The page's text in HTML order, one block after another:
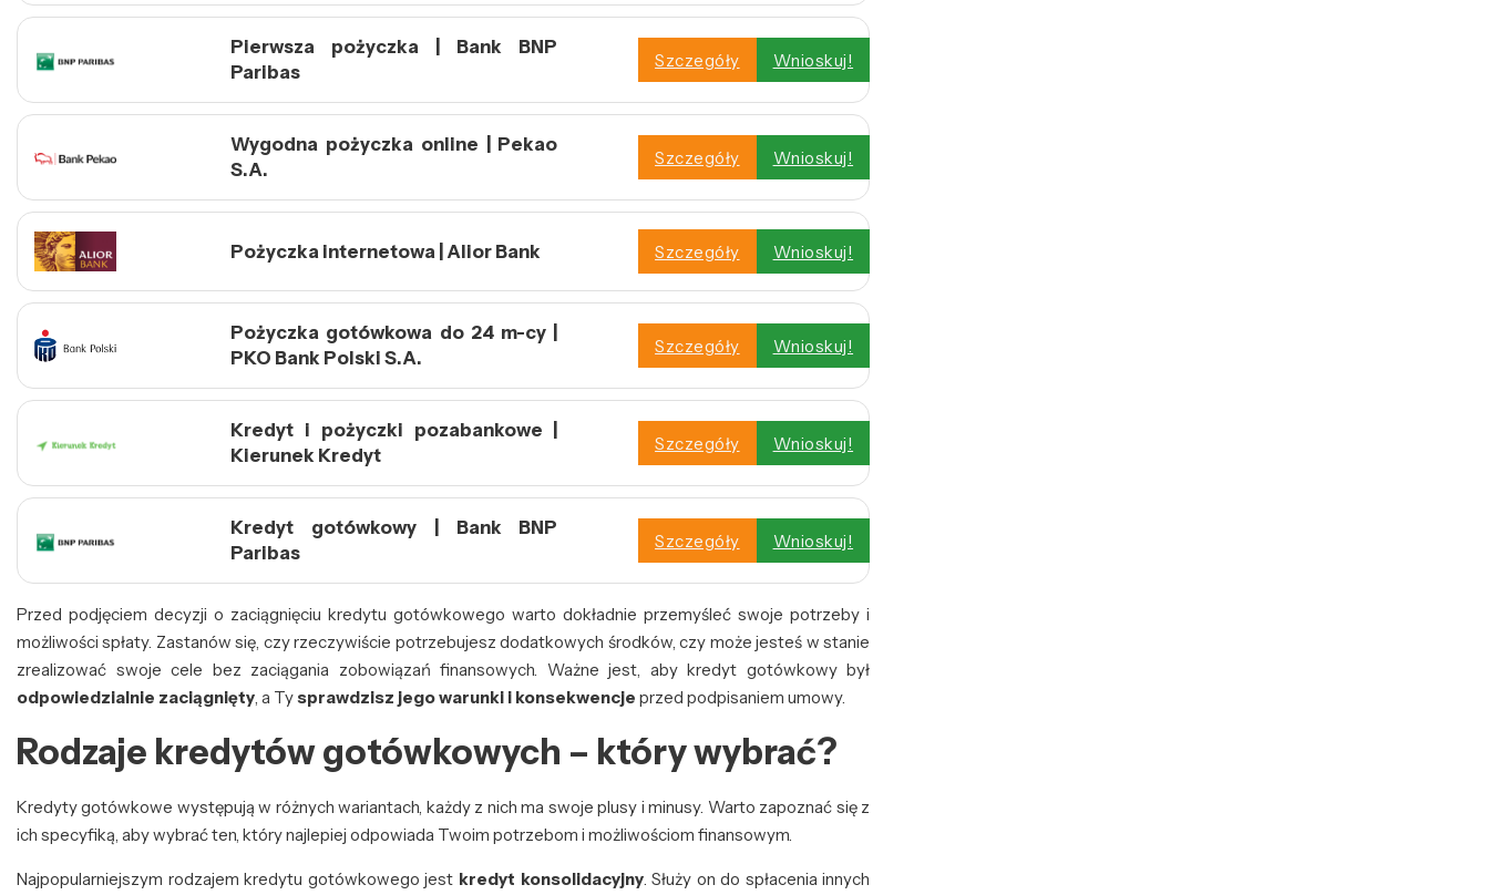
Pierwsza pożyczka | Bank BNP
Paribas
Szczegóły Wnioskuj!
Wygodna pożyczka online | Pekao
S.A.
Szczegóły Wnioskuj!
Pożyczka internetowa | Alior Bank Szczegóły Wnioskuj!
Pożyczka gotówkowa do 24 m-cy |
PKO Bank Polski S.A.
Szczegóły Wnioskuj!
Kredyt i pożyczki pozabankowe |
Kierunek Kredyt
Szczegóły Wnioskuj!
Kredyt gotówkowy | Bank BNP
Paribas
Szczegóły Wnioskuj!
Przed podjęciem decyzji o zaciągnięciu kredytu gotówkowego warto dokładnie przemyśleć swoje potrzeby i
możliwości spłaty. Zastanów się, czy rzeczywiście potrzebujesz dodatkowych środków, czy może jesteś w stanie
zrealizować swoje cele bez zaciągania zobowiązań finansowych. Ważne jest, aby kredyt gotówkowy był
odpowiedzialnie zaciągnięty, a Tysprawdzisz jego warunki i konsekwencje przed podpisaniem umowy.
Rodzaje kredytów gotówkowych – który wybrać?
Kredyty gotówkowe występują w różnych wariantach, każdy z nich ma swoje plusy i minusy. Warto zapoznać się z
ich specyfiką, aby wybrać ten, który najlepiej odpowiada Twoim potrzebom i możliwościom finansowym.
Najpopularniejszym rodzajem kredytu gotówkowego jest kredyt konsolidacyjny. Służy on do spłacenia innych